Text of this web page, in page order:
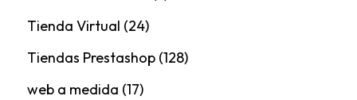
Tienda Virtual (24)
Tiendas Prestashop(128)
web a medida (17)